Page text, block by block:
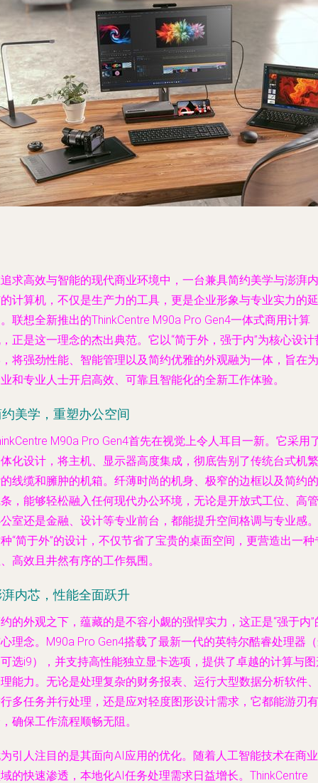
求高效与智能的现代商业环境中，一台兼具简约美学与澎湃内
计算机，不仅是生产力的工具，更是企业形象与专业实力的延
联想全新推出的ThinkCentre M90a Pro Gen4一体式商用计算
正是这一理念的杰出典范。它以“简于外，强于内”为核心设计
将强劲性能、智能管理以及简约优雅的外观融为一体，旨在为
和专业人士开启高效、可靠且智能化的全新工作体验。
美学，重塑办公空间
M90a Pro Gen4首先在视觉上令人耳目一新。它采用
化设计，将主机、显示器高度集成，彻底告别了传统台式机繁
线缆和臃肿的机箱。纤薄时尚的机身、极窄的边框以及简约的
，能够轻松融入任何现代办公环境，无论是开放式工位、高管
室还是金融、设计等专业前台，都能提升空间格调与专业感。
“简于外”的设计，不仅节省了宝贵的桌面空间，更营造出一种
高效且井然有序的工作氛围。
内芯，性能全面跃升
的外观之下，蕴藏的是不容小觑的强悍实力，这正是“强于内”
理念。M90a Pro Gen4搭载了最新一代的英特尔酷睿处理器
选i9），并支持高性能独立显卡选项，提供了卓越的计算与
能力。无论是处理复杂的财务报表、运行大型数据分析软件、
多任务并行处理，还是应对轻度图形设计需求，它都能游刃有
确保工作流程顺畅无阻。
引人注目的是其面向AI应用的优化。随着人工智能技术在商业
的快速渗透，本地化AI任务处理需求日益增长。ThinkCentre